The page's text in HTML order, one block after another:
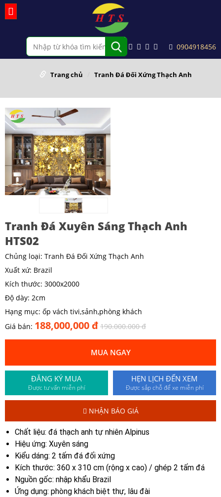
0904918456
Trang chủ Tranh Đá Đối Xứng Thạch Anh
Tranh Đá Xuyên Sáng Thạch Anh
HTS02
Chủng loại: Tranh Đá Đối Xứng Thạch Anh
Xuất xứ: Brazil
Kích thước: 3000x2000
Độ dày: 2cm
Hạng mục: ốp vách tivi,sảnh,phòng khách
Giá bán: 188,000,000 đ 190.000.000 đ
MUA NGAY
ĐĂNG KÝ MUA
Được tư vấn miễn phí
HẸN LỊCH ĐẾN XEM
Được sắp chỗ để xe miễn phí
NHẬN BÁO GIÁ
Chất liệu: đá thạch anh tự nhiên Alpinus
Hiệu ứng: Xuyên sáng
Kiểu dáng: 2 tấm đá đối xứng
Kích thước: 360 x 310 cm (rộng x cao) / ghép 2 tấm đá
Nguồn gốc: nhập khẩu Brazil
Ứng dụng: phòng khách biệt thự, lâu đài